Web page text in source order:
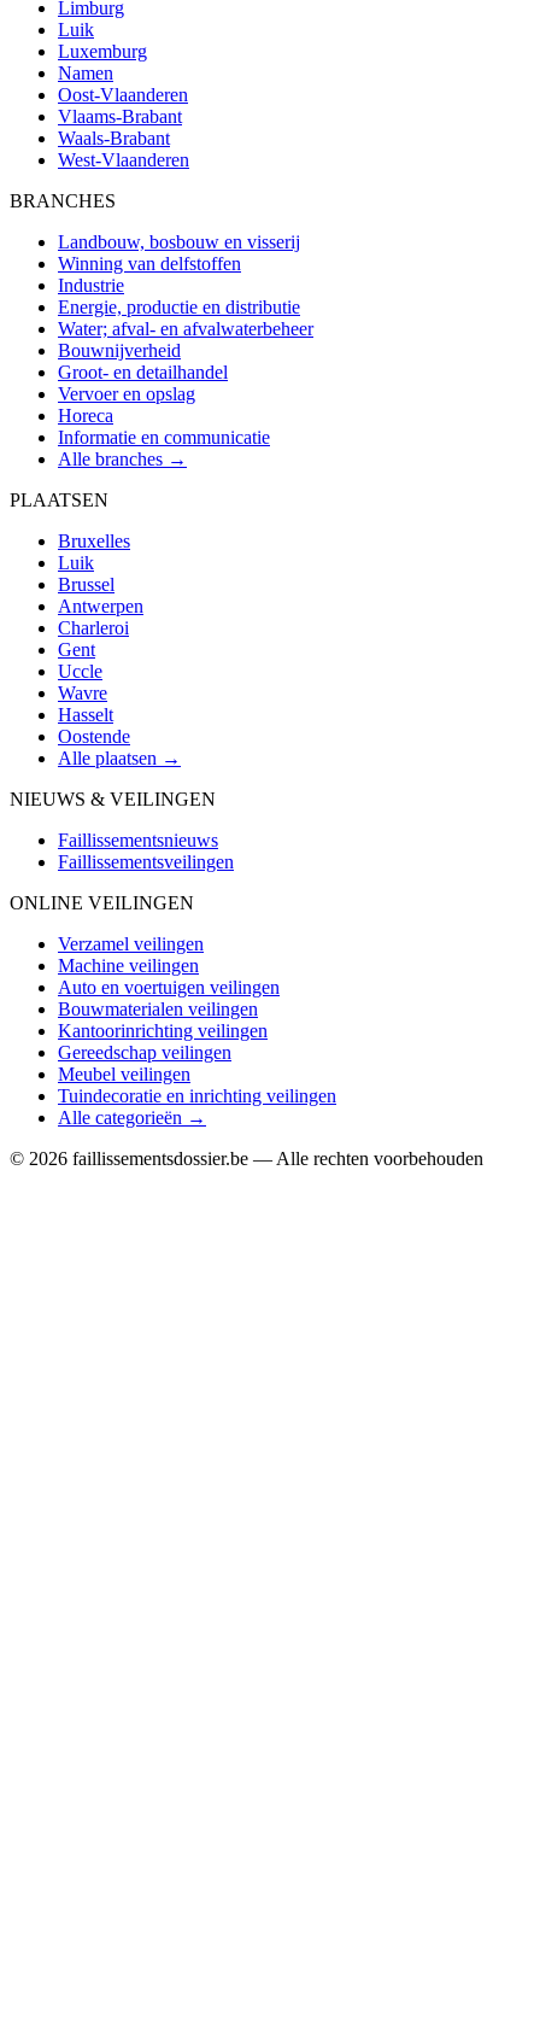
Limburg
Luik
Luxemburg
Namen
Oost-Vlaanderen
Vlaams-Brabant
Waals-Brabant
West-Vlaanderen
BRANCHES
Landbouw, bosbouw en visserij
Winning van delfstoffen
Industrie
Energie, productie en distributie
Water; afval- en afvalwaterbeheer
Bouwnijverheid
Groot- en detailhandel
Vervoer en opslag
Horeca
Informatie en communicatie
Alle branches →
PLAATSEN
Bruxelles
Luik
Brussel
Antwerpen
Charleroi
Gent
Uccle
Wavre
Hasselt
Oostende
Alle plaatsen →
NIEUWS & VEILINGEN
Faillissementsnieuws
Faillissementsveilingen
ONLINE VEILINGEN
Verzamel veilingen
Machine veilingen
Auto en voertuigen veilingen
Bouwmaterialen veilingen
Kantoorinrichting veilingen
Gereedschap veilingen
Meubel veilingen
Tuindecoratie en inrichting veilingen
Alle categorieën →
© 2026 faillissementsdossier.be — Alle rechten voorbehouden